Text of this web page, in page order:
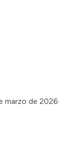
marzo de 2026